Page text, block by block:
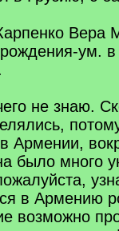
Вера
ум. в
не знаю.
Армении,
было много
в Армению
возможно